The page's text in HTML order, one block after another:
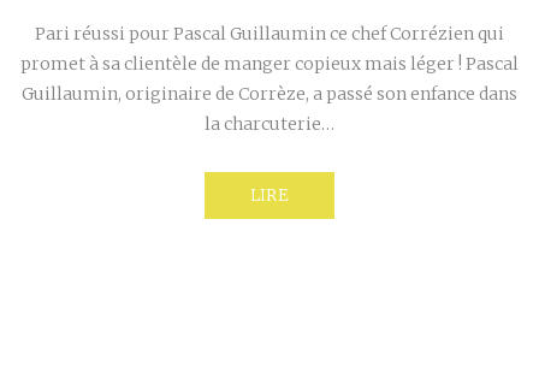
Pari réussi pour Pascal Guillaumin ce chef Corrézien qui
promet à sa clientèle de manger copieux mais léger ! Pascal
Guillaumin, originaire de Corrèze, a passé son enfance dans
la charcuterie…
LIRE